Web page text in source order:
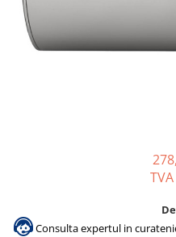
Gama de cosmetice hoteliere
Salvatore Ferragamo
Gama de cosmetice hoteliere
Consulta expertul in